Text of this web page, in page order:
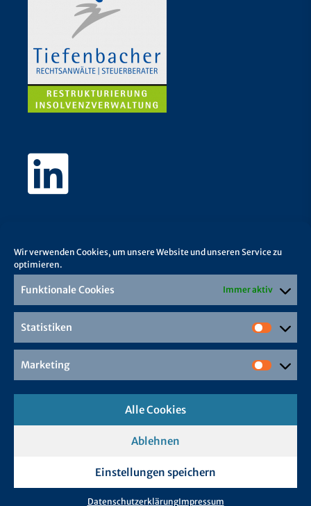
Wir verwenden Cookies, um unsere Website und unseren Service zu
optimieren.
Funktionale Cookies Immer aktiv
Statistiken
Marketing
Alle Cookies
Ablehnen
Einstellungen speichern
DatenschutzerklärungImpressum